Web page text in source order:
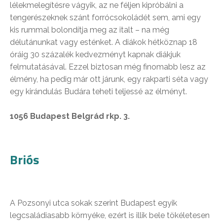
lélekmelegítésre vágyik, az ne féljen kipróbálni a
tengerészeknek szánt forrócsokoládét sem, ami egy
kis rummal bolondítja meg az italt – na még
délutánunkat vagy esténket. A diákok hétköznap 18
óráig 30 százalék kedvezményt kapnak diákjuk
felmutatásával. Ezzel biztosan még finomabb lesz az
élmény, ha pedig már ott járunk, egy rakparti séta vagy
egy kirándulás Budára teheti teljessé az élményt.
1056 Budapest Belgrád rkp. 3.
Briós
A Pozsonyi utca sokak szerint Budapest egyik
legcsaládiasabb környéke, ezért is illik bele tökéletesen